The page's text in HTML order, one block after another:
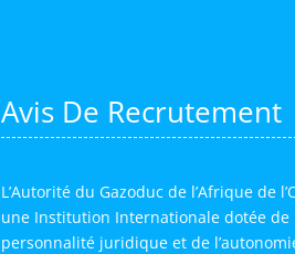
Avis De Recrutement
L’Autorité du Gazoduc de l’Afrique de
une Institution Internationale dotée de
personnalité juridique et de